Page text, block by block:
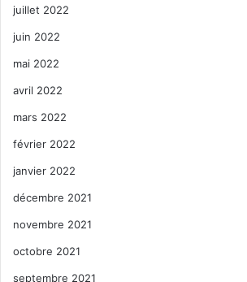
juillet 2022
juin 2022
mai 2022
avril 2022
mars 2022
février 2022
janvier 2022
décembre 2021
novembre 2021
octobre 2021
septembre 2021